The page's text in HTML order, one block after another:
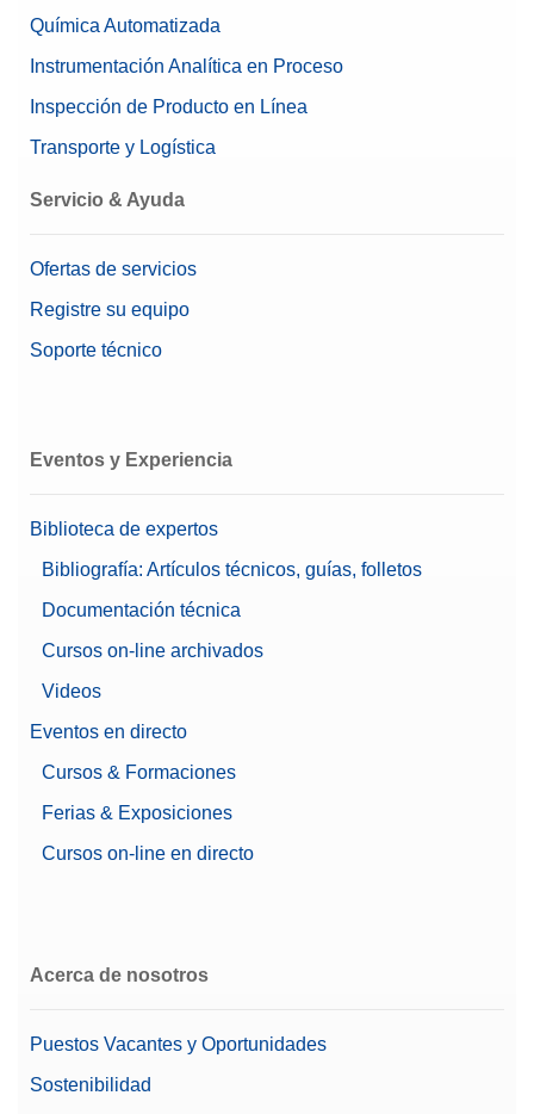
Química Automatizada
Instrumentación Analítica en Proceso
Inspección de Producto en Línea
Transporte y Logística
Servicio & Ayuda
Ofertas de servicios
Registre su equipo
Soporte técnico
Eventos y Experiencia
Biblioteca de expertos
Bibliografía: Artículos técnicos, guías, folletos
Documentación técnica
Cursos on-line archivados
Videos
Eventos en directo
Cursos & Formaciones
Ferias & Exposiciones
Cursos on-line en directo
Acerca de nosotros
Puestos Vacantes y Oportunidades
Sostenibilidad